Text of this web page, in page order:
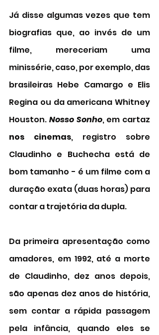
Já disse algumas vezes que tem
biografias que, ao invés de um
filme, mereceriam uma
minissérie, caso, por exemplo, das
brasileiras Hebe Camargo e Elis
Regina ou da americana Whitney
Houston. Nosso Sonho
nos cinemas, registro sobre
Claudinho e Buchecha está de
bom tamanho - é um filme com a
duração exata (duas horas) para
contar a trajetória da dupla.
Da primeira apresentação como
amadores, em 1992, até a morte
de Claudinho, dez anos depois,
são apenas dez anos de história,
sem contar a rápida passagem
pela infância, quando eles se